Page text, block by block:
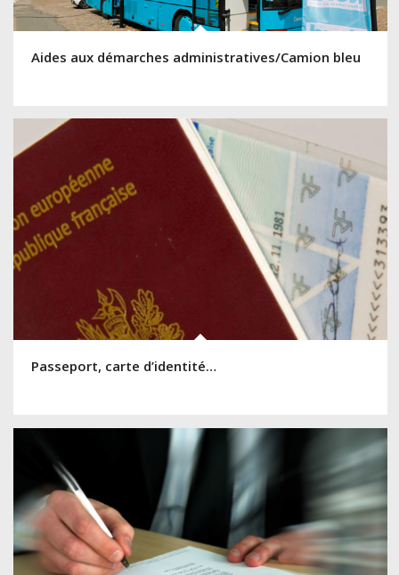
Aides aux démarches administratives/Camion bleu
Passeport, carte d’identité…